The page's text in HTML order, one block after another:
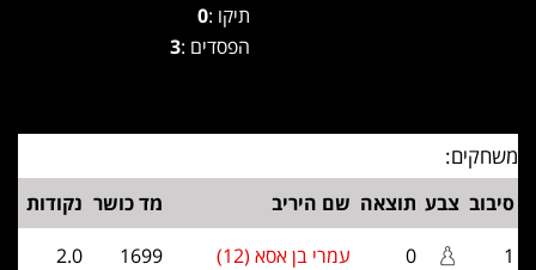
תיקו :0
הפסדים :3
משחקים:
סיבוב צבע תוצאה שם היריב מד כושר נקודות
1
0 עמרי בן אסא (12) 1699
2.0